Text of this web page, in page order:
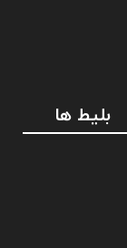
بلیط ها